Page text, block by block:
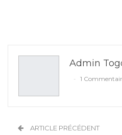
Admin
1
ARTICLE PRÉCÉDENT